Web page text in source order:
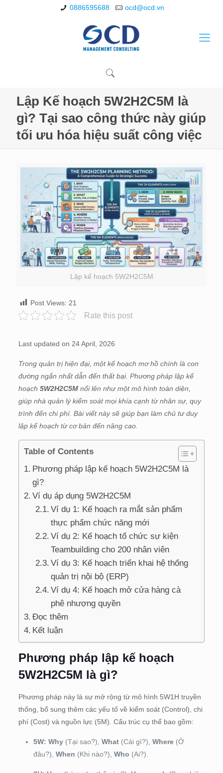
0886595688 ocd@ocd.vn
Lập Kế hoạch 5W2H2C5M là
gì? Tại sao công thức này giúp
tối ưu hóa hiệu suất công việc
Lập kế hoạch 5W2H2C5M
Post Views: 21
Rate this post
Last updated on 24 April, 2026
Trong quản trị hiện đại, một kế hoạch mơ hồ chính là con
đường ngắn nhất dẫn đến thất bại. Phương pháp lập kế
hoạch 5W2H2C5Mnổi lên như một mô hình toàn diện,
giúp nhà quản lý kiểm soát mọi khía cạnh từ nhân sự, quy
trình đến chi phí. Bài viết này sẽ giúp bạn làm chủ tư duy
lập kế hoạch từ cơ bản đến nâng cao.
Table of Contents
Phương pháp lập kế hoạch 5W2H2C5M là
gì?
Ví dụ áp dụng 5W2H2C5M
Ví dụ 1: Kế hoạch ra mắt sản phẩm
thực phẩm chức năng mới
Ví dụ 2: Kế hoạch tổ chức sự kiện
Teambuilding cho 200 nhân viên
Ví dụ 3: Kế hoạch triển khai hệ thống
quản trị nội bộ (ERP)
Ví dụ 4: Kế hoạch mở cửa hàng cà
phê nhượng quyền
Đọc thêm
Kết luận
Phương pháp lập kế hoạch
5W2H2C5M là gì?
Phương pháp này là sự mở rộng từ mô hình 5W1H truyền
thống, bổ sung thêm các yếu tố về kiểm soát (Control), chi
phí (Cost) và nguồn lực (5M). Cấu trúc cụ thể bao gồm:
5W: Why(Tại sao?), What(Cái gì?), Where(Ở
đâu?), When (Khi nào?), Who (Ai?).